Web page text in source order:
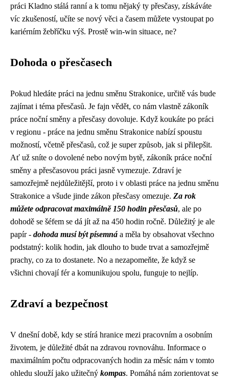
práci Kladno stálá ranní a k tomu nějaký ty přesčasy, získáváte
víc zkušeností, učíte se nový věci a časem můžete vystoupat po
kariérním žebříčku výš. Prostě win-win situace, ne?
Dohoda o přesčasech
Pokud hledáte práci na jednu směnu Strakonice, určitě vás bude
zajímat i téma přesčasů. Je fajn vědět, co nám vlastně zákoník
práce noční směny a přesčasy dovoluje. Když koukáte po práci
v regionu - práce na jednu směnu Strakonice nabízí spoustu
možností, včetně přesčasů, což je super způsob, jak si přilepšit.
Ať už sníte o dovolené nebo novým bytě, zákoník práce noční
směny a přesčasovou práci jasně vymezuje. Zdraví je
samozřejmě nejdůležitější, proto i v oblasti práce na jednu směnu
Strakonice a všude jinde zákon přesčasy omezuje. Za rok
můžete odpracovat maximálně 150 hodin přesčasů, ale po
dohodě se šéfem se dá jít až na 450 hodin ročně. Důležitý je ale
papír - dohoda musí být písemná a měla by obsahovat všechno
podstatný: kolik hodin, jak dlouho to bude trvat a samozřejmě
prachy, co za to dostanete. No a nezapomeňte, že když se
všichni chovají fér a komunikujou spolu, funguje to nejlíp.
Zdraví a bezpečnost
V dnešní době, kdy se stírá hranice mezi pracovním a osobním
životem, je důležité dbát na zdravou rovnováhu. Informace o
maximálním počtu odpracovaných hodin za měsíc nám v tomto
ohledu slouží jako užitečný kompas. Pomáhá nám zorientovat se